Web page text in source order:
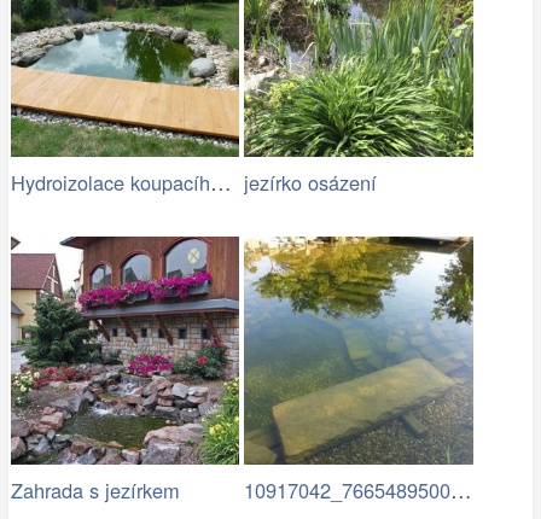
Hydroizolace koupacího jezírka jezírko osázení
Zahrada s jezírkem 10917042_766548950087847…